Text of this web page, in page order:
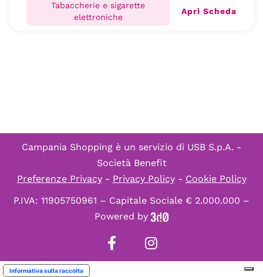
Tabaccherie e sigarette
elettroniche
Apri Scheda
Campania Shopping è un servizio di USB S.p.A. -
Società Benefit
Preferenze Privacy- Privacy Policy- Cookie Policy
P.IVA: 11905750961 – Capitale Sociale € 2.000.000 –
Powered by
Informativa sulla raccolta